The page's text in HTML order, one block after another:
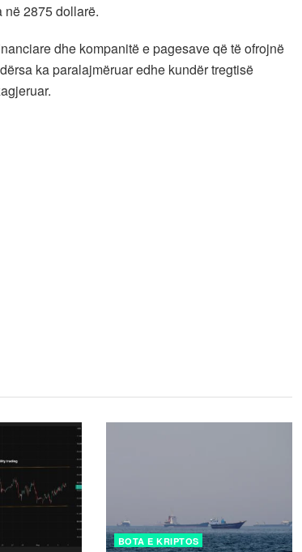
në 2875 dollarë.
dhe kompanitë e pagesave që të ofrojnë
ka paralajmëruar edhe kundër tregtisë
BOTA E KRIPTOS